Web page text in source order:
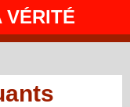
VÉRITÉ